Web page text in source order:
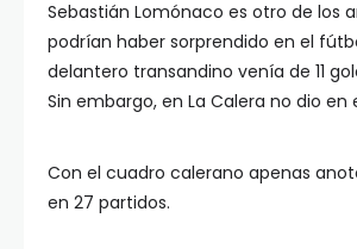
Sebastián Lomónaco es otro de los
podrían haber sorprendido en el
delantero transandino venía de 11
Sin embargo, en La Calera no dio en
Con el cuadro calerano apenas
en 27 partidos.